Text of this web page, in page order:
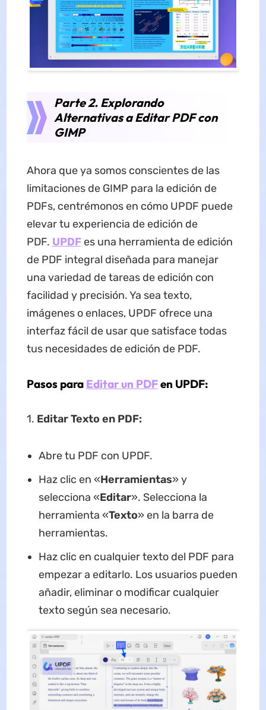
Parte 2. Explorando
Alternativas a Editar PDF con
GIMP
Ahora que ya somos conscientes de las
limitaciones de GIMP para la edición de
PDFs, centrémonos en cómo UPDF puede
elevar tu experiencia de edición de
PDF. UPDF es una herramienta de edición
de PDF integral diseñada para manejar
una variedad de tareas de edición con
facilidad y precisión. Ya sea texto,
imágenes o enlaces, UPDF ofrece una
interfaz fácil de usar que satisface todas
tus necesidades de edición de PDF.
Pasos para Editar un PDFen UPDF:
1. Editar Texto en PDF:
Abre tu PDF con UPDF.
Haz clic en «Herramientas» y
selecciona «Editar». Selecciona la
herramienta «Texto» en la barra de
herramientas.
Haz clic en cualquier texto del PDF para
empezar a editarlo. Los usuarios pueden
añadir, eliminar o modificar cualquier
texto según sea necesario.